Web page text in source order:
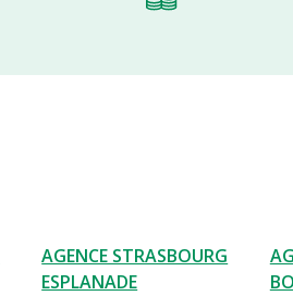
AGENCE STRASBOURG
ESPLANADE